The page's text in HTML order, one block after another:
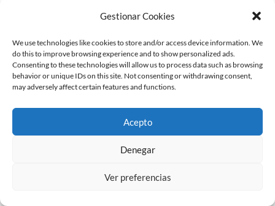
Gestionar Cookies
We use technologies like cookies to store and/or access device information. We
do this to improve browsing experience and to show personalized ads.
Consenting to these technologies will allow us to process data such as browsing
behavior or unique IDs on this site. Not consenting or withdrawing consent,
may adversely affect certain features and functions.
Acepto
Denegar
Ver preferencias
Equipo de redacción de INTERIM GROUP